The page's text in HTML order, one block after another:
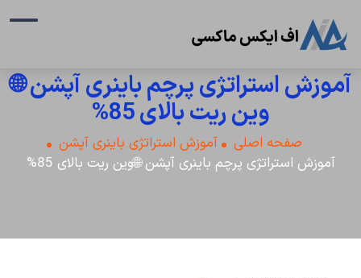
آموزش استراتژی پرچم باینری آپشن 🌐
وین ریت بالای 85%
صفحه اصلی
آموزش استراتژی باینری آپشن
آموزش استراتژی پرچم باینری آپشن 🌐وین ریت بالای 85%